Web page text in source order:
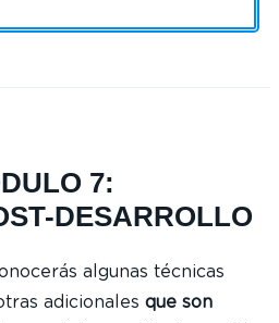
7:
DESARROLLO
algunas técnicas
adicionales que son